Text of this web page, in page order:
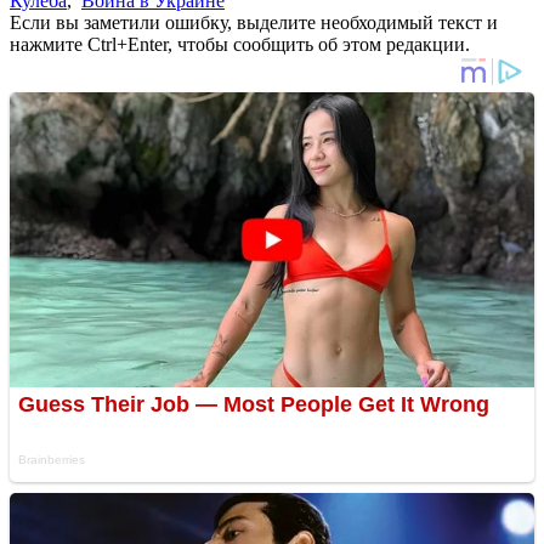
Если вы заметили ошибку, выделите необходимый текст и
нажмите Ctrl+Enter, чтобы сообщить об этом редакции.